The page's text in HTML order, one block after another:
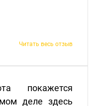
Читать весь отзыв
покажется
деле здесь